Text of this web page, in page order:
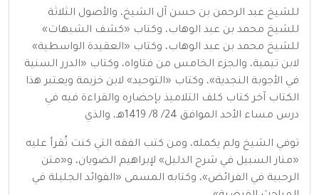
للشيخ عبد الرحمن بن حسن آل الشيخ، والأصول الثلاثة
للشيخ محمد بن عبد الوهاب، وكتاب «كشف الشبهات»
للشيخ محمد بن عبد الوهاب، وكتاب «العقيدة الواسطية»
لابن تيمية، والجزء الخامس من فتاواه، وكتاب «الدرر السنية
في الأجوبة النجدية»، وكتاب «التوحيد» لابن خزيمة ويعتبر هذا
الكتاب آخر كتاب كلف التلاميذ بإحضاره والقراءة فيه في
درس مساء الأحد الموافق 24/ 8/ 1419هـ، والذي
توفي الشيخ ولم يكمله، ومن كتب الفقه التي كنت تُقرأ عليه
«منار السبيل في شرح الدليل» لإبراهيم الضويان، و«متن
الرحبية في الفرائض»، وكتابه المسمى «الفوائد الجليلة في